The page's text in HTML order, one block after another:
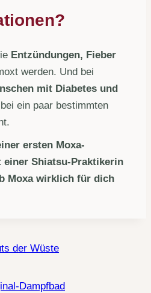
Entzündungen, Fieber
werden. Und bei
mit Diabetes und
ein paar bestimmten
ersten Moxa-
einer Shiatsu-Praktikerin
Moxa wirklich für dich
der Wüste
Dampfbad